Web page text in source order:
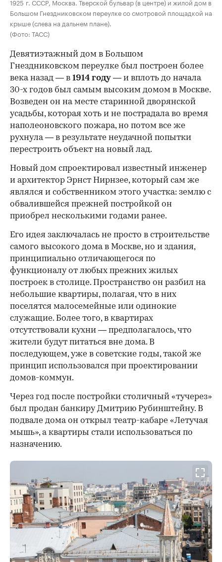
1925 г. СССР, Москва. Тверской бульвар (в центре) и жилой дом в
Большом Гнездниковском переулке со смотровой площадкой на
крыше (слева на дальнем плане).
(Фото: ТАСС)
Девятиэтажный дом в Большом
Гнездниковском переулке был построен более
века назад — в 1914 году — и вплоть до начала
30-х годов был самым высоким домом в Москве.
Возведен он на месте старинной дворянской
усадьбы, которая хоть и не пострадала во время
наполеоновского пожара, но потом все же
рухнула — в результате неудачной попытки
перестроить объект на новый лад.
Новый дом спроектировал известный инженер
и архитектор Эрнст Нирнзее, который сам же
являлся и собственником этого участка: землю с
обвалившейся прежней постройкой он
приобрел несколькими годами ранее.
Его идея заключалась не просто в строительстве
самого высокого дома в Москве, но и здания,
принципиально отличающегося по
функционалу от любых прежних жилых
построек в столице. Пространство он разбил на
небольшие квартиры, полагая, что в них
поселятся малосемейные или одинокие
служащие. Более того, в квартирах
отсутствовали кухни — предполагалось, что
жители будут питаться вне дома. В
последующем, уже в советские годы, такой же
принцип использовался при проектировании
домов-коммун.
Через год после постройки столичный «тучерез»
был продан банкиру Дмитрию Рубинштейну. В
подвале дома он открыл театр-кабаре «Летучая
мышь», а квартиры стали использоваться по
назначению.